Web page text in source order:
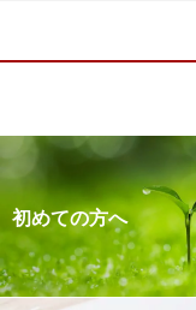
初めての方へ